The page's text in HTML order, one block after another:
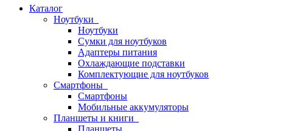
Каталог
Ноутбуки
Ноутбуки
Сумки для ноутбуков
Адаптеры питания
Охлаждающие подставки
Комплектующие для ноутбуков
Смартфоны
Смартфоны
Мобильные аккумуляторы
Планшеты и книги
Планшеты